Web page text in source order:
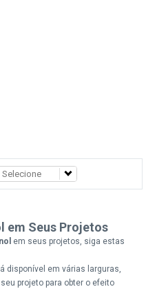
em Seus Projetos
em seus projetos, siga estas
disponível em várias larguras,
projeto para obter o efeito